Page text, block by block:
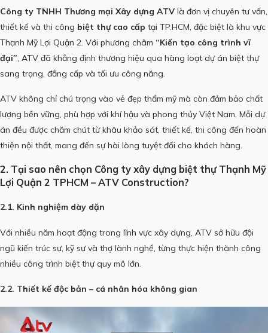
Công ty TNHH Thương mại Xây dựng ATV là đơn vị chuyên tư vấn,
thiết kế và thi công biệt thự cao cấp tại TP.HCM, đặc biệt là khu vực
Thạnh Mỹ Lợi Quận 2. Với phương châm “Kiến tạo công trình vĩ
đại”, ATV đã khẳng định thương hiệu qua hàng loạt dự án biệt thự
sang trọng, đẳng cấp và tối ưu công năng.
ATV không chỉ chú trọng vào vẻ đẹp thẩm mỹ mà còn đảm bảo chất
lượng bền vững, phù hợp với khí hậu và phong thủy Việt Nam. Mỗi dự
án đều được chăm chút từ khâu khảo sát, thiết kế, thi công đến hoàn
thiện nội thất, mang đến sự hài lòng tuyệt đối cho khách hàng.
2. Tại sao nên chọn Công ty xây dựng biệt thự Thạnh Mỹ
Lợi Quận 2 TPHCM – ATV Construction?
2.1. Kinh nghiệm dày dặn
Với nhiều năm hoạt động trong lĩnh vực xây dựng, ATV sở hữu đội
ngũ kiến trúc sư, kỹ sư và thợ lành nghề, từng thực hiện thành công
nhiều công trình biệt thự quy mô lớn.
2.2. Thiết kế độc bản – cá nhân hóa không gian